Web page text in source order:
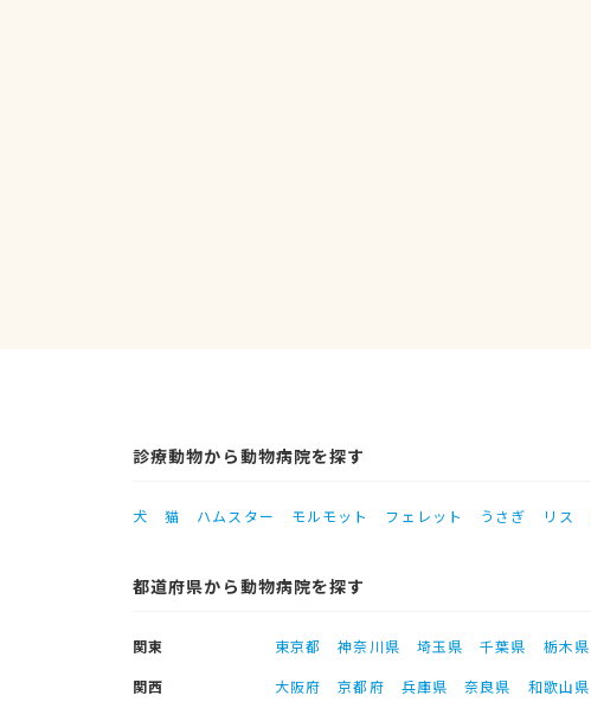
診療動物から動物病院を探す
犬 猫 ハムスター モルモット フェレット うさぎ リス
都道府県から動物病院を探す
関東 東京都 神奈川県 埼玉県 千葉県 栃木県
関西
大阪府 京都府 兵庫県 奈良県 和歌山県